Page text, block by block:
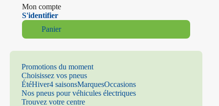
Mon compte
S'identifier
Panier
Promotions du moment
Choisissez vos pneus
ÉtéHiver4 saisonsMarquesOccasions
Nos pneus pour véhicules électriques
Trouvez votre centre